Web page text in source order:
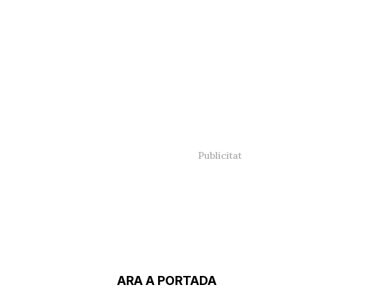
ARA A PORTADA